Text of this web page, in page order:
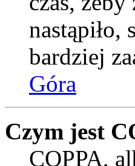
nastąpiło,
bardziej
Góra
Czym jest
COPPA,